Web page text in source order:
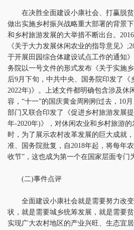
在决胜全面建设小康社会、打赢脱贫
做出实施乡村振兴战略重大部署的背景
和乡村旅游发展的大举措不断出台。
《关于大力发展休闲农业的指导意见》
于开展田园综合体建设试点工作的通知
务院以一号文件的形式发布《关于实施
后9月下旬，中共中央、国务院印发了《
2022年)》。上述文件都明确包含涉及休
容，“十一”的国庆黄金周刚刚过去，10
部门又联合印发了《促进乡村旅游发展
年-2020年)》，对休闲农业和乡村旅游
时，为了展示农村改革发展的巨大成就
准、国务院批复，自2018年起，将每年
收节”，这也成为第一个在国家层面专门
(二)事件点评
全面建设小康社会就是需要努力改变
状，就是需要城乡统筹发展，就是需要
实现广大农村地区的产业兴旺、生态宜